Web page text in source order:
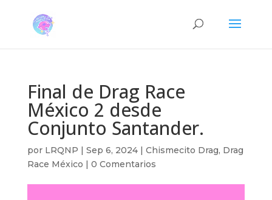
Final de Drag Race
México 2 desde
Conjunto Santander.
por LRQNP | Sep 6, 2024| Chismecito Drag, Drag
Race México | 0 Comentarios